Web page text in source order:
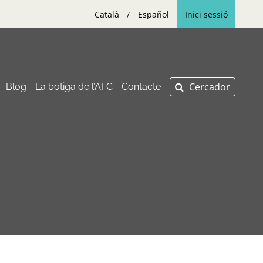
Català Español Inici sessió
Blog La botiga de l’AFC Contacte